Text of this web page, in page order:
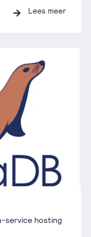
Lees meer
service hosting